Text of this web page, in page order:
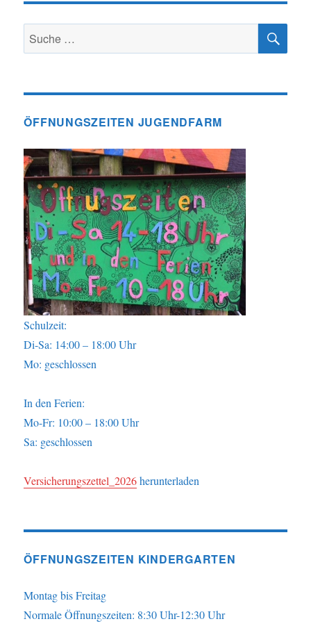
Suche
nach:
ÖFFNUNGSZEITEN JUGENDFARM
Schulzeit:
Di-Sa: 14:00 – 18:00 Uhr
Mo: geschlossen
In den Ferien:
Mo-Fr: 10:00 – 18:00 Uhr
Sa: geschlossen
Versicherungszettel_2026herunterladen
ÖFFNUNGSZEITEN KINDERGARTEN
Montag bis Freitag
Normale Öffnungszeiten: 8:30 Uhr-12:30 Uhr